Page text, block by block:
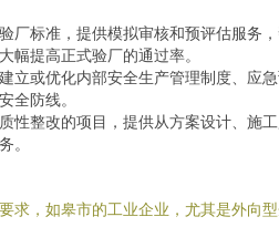
厂标准，提供模拟审核和预评估服务
幅提高正式验厂的通过率。
立或优化内部安全生产管理制度、应
全防线。
性整改的项目，提供从方案设计、施
。
求，如皋市的工业企业，尤其是外向